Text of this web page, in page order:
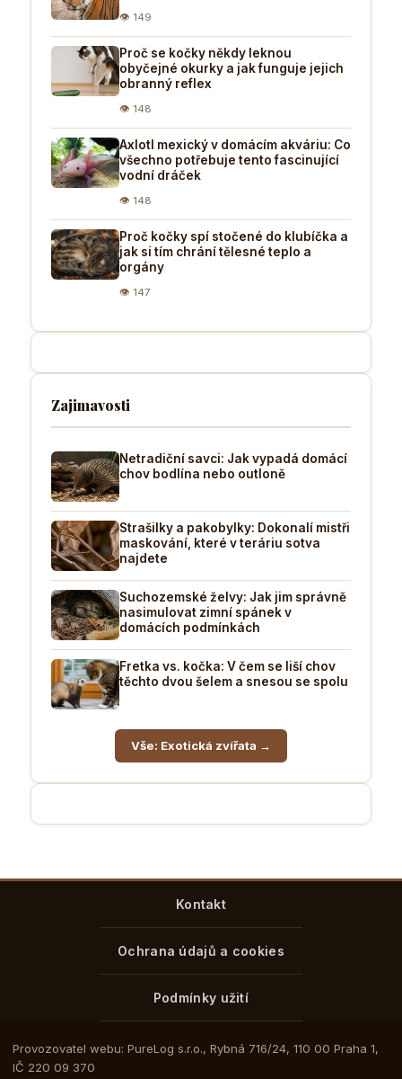
👁 149
Proč se kočky někdy leknou
obyčejné okurky a jak funguje jejich
obranný reflex
👁 148
Axlotl mexický v domácím akváriu: Co
všechno potřebuje tento fascinující
vodní dráček
👁 148
Proč kočky spí stočené do klubíčka a
jak si tím chrání tělesné teplo a
orgány
👁 147
Zajimavosti
Netradiční savci: Jak vypadá domácí
chov bodlína nebo outloně
Strašilky a pakobylky: Dokonalí mistři
maskování, které v teráriu sotva
najdete
Suchozemské želvy: Jak jim správně
nasimulovat zimní spánek v
domácích podmínkách
Fretka vs. kočka: V čem se liší chov
těchto dvou šelem a snesou se spolu
Vše: Exotická zvířata →
Kontakt
Ochrana údajů a cookies
Podmínky užití
Provozovatel webu: PureLog s.r.o., Rybná 716/24, 110 00 Praha 1,
IČ 220 09 370